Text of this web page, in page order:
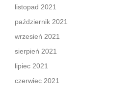
listopad 2021
październik 2021
wrzesień 2021
sierpień 2021
lipiec 2021
czerwiec 2021